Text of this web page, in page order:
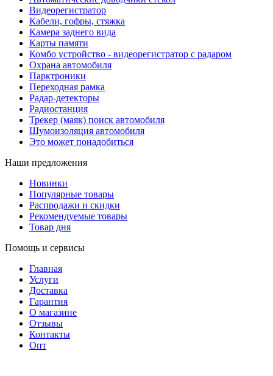
Видеорегистратор
Кабели, гофры, стяжка
Камера заднего вида
Карты памяти
Комбо устройство - видеорегистратор с радаром
Охрана автомобиля
Парктроники
Переходная рамка
Радар-детекторы
Радиостанция
Трекер (маяк) поиск автомобиля
Шумоизоляция автомобиля
Это может понадобиться
Наши предложения
Новинки
Популярные товары
Распродажи и скидки
Рекомендуемые товары
Товар дня
Помощь и сервисы
Главная
Услуги
Доставка
Гарантия
О магазине
Отзывы
Контакты
Опт